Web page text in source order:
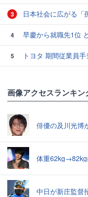
3 日本社会に広がる「
4 早慶から就職先1位
5
トヨタ 期間従業員
画像アクセスランキン
俳優の及川光博
体重62kg→82kg
中日が新庄監督